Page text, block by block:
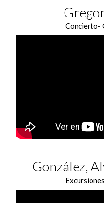
Concierto-
González,